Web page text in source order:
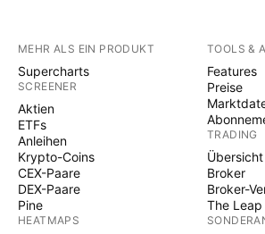
MEHR ALS EIN PRODUKT
Supercharts
SCREENER
Aktien
ETFs
Anleihen
Krypto-Coins
CEX-Paare
DEX-Paare
Pine
HEATMAPS
TOOLS &
Features
Preise
TRADING
Übersicht
Broker
Broker-
The Leap